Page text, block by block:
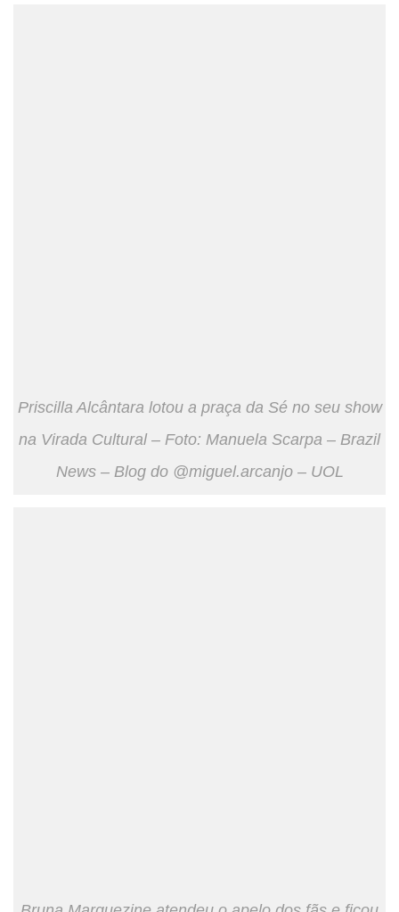
Priscilla Alcântara lotou a praça da Sé no seu show
na Virada Cultural – Foto: Manuela Scarpa – Brazil
News – Blog do @miguel.arcanjo – UOL